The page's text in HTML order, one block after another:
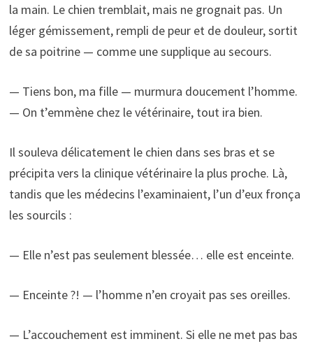
la main. Le chien tremblait, mais ne grognait pas. Un
léger gémissement, rempli de peur et de douleur, sortit
de sa poitrine — comme une supplique au secours.
— Tiens bon, ma fille — murmura doucement l’homme.
— On t’emmène chez le vétérinaire, tout ira bien.
Il souleva délicatement le chien dans ses bras et se
précipita vers la clinique vétérinaire la plus proche. Là,
tandis que les médecins l’examinaient, l’un d’eux fronça
les sourcils :
— Elle n’est pas seulement blessée… elle est enceinte.
— Enceinte ?! — l’homme n’en croyait pas ses oreilles.
— L’accouchement est imminent. Si elle ne met pas bas